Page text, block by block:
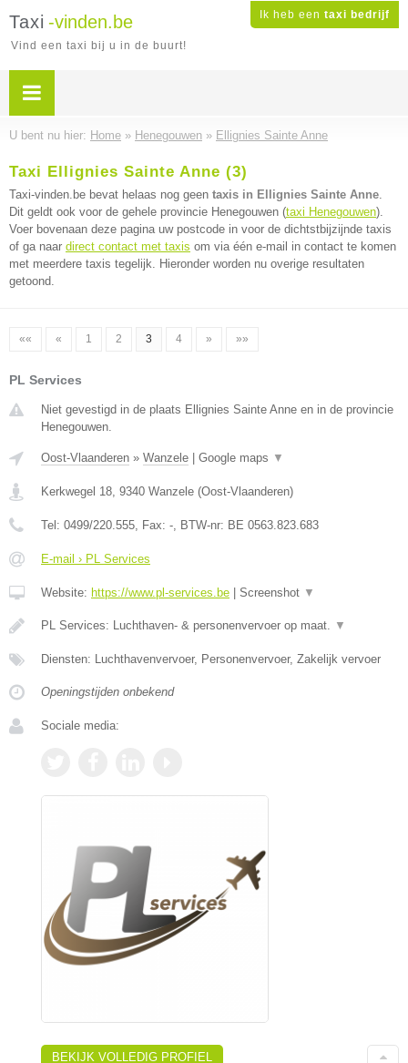
Ik heb een taxi bedrijf
Taxi -vinden.be
Vind een taxi bij u in de buurt!
U bent nu hier: Home » Henegouwen » Ellignies Sainte Anne
Taxi Ellignies Sainte Anne (3)
Taxi-vinden.be bevat helaas nog geen taxis in Ellignies Sainte Anne.
Dit geldt ook voor de gehele provincie Henegouwen (taxi Henegouwen).
Voer bovenaan deze pagina uw postcode in voor de dichtstbijzijnde taxis
of ga naar direct contact met taxis om via één e-mail in contact te komen
met meerdere taxis tegelijk. Hieronder worden nu overige resultaten
getoond.
«« « 1 2 3 4 » »»
PL Services
Niet gevestigd in de plaats Ellignies Sainte Anne en in de provincie
Henegouwen.
Oost-Vlaanderen » Wanzele Google maps ▼
Kerkwegel 18, 9340 Wanzele (Oost-Vlaanderen)
Tel: 0499/220.555, Fax: -, BTW-nr: BE 0563.823.683
E-mail › PL Services
Website: https://www.pl-services.be Screenshot ▼
PL Services: Luchthaven- & personenvervoer op maat. ▼
Diensten: Luchthavenvervoer, Personenvervoer, Zakelijk vervoer
Openingstijden onbekend
Sociale media:
BEKIJK VOLLEDIG PROFIEL